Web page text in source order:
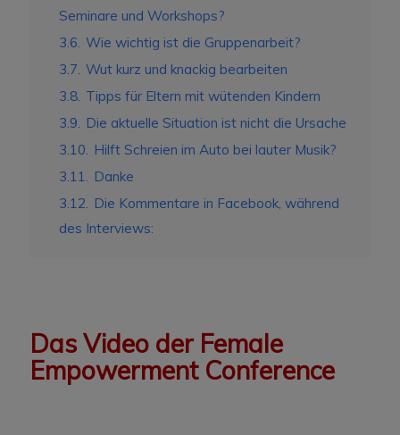
Seminare und Workshops?
3.6. Wie wichtig ist die Gruppenarbeit?
3.7. Wut kurz und knackig bearbeiten
3.8. Tipps für Eltern mit wütenden Kindern
3.9. Die aktuelle Situation ist nicht die Ursache
3.10. Hilft Schreien im Auto bei lauter Musik?
3.11. Danke
3.12. Die Kommentare in Facebook, während
des Interviews:
Das Video der Female
Empowerment Conference